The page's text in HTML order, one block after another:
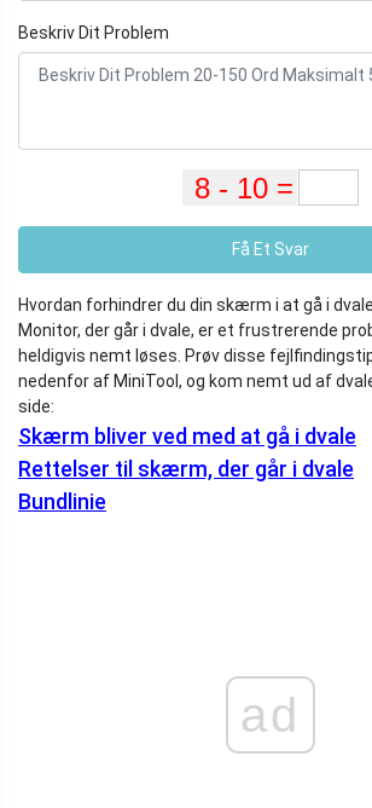
Beskriv Dit Problem
Få Et Svar
Hvordan forhindrer du din skærm i at gå i
Monitor, der går i dvale, er et frustrerende
heldigvis nemt løses. Prøv disse
nedenfor af MiniTool, og kom nemt ud af
side:
Skærm bliver ved med at gå i dvale
Rettelser til skærm, der går i dvale
Bundlinie
ad